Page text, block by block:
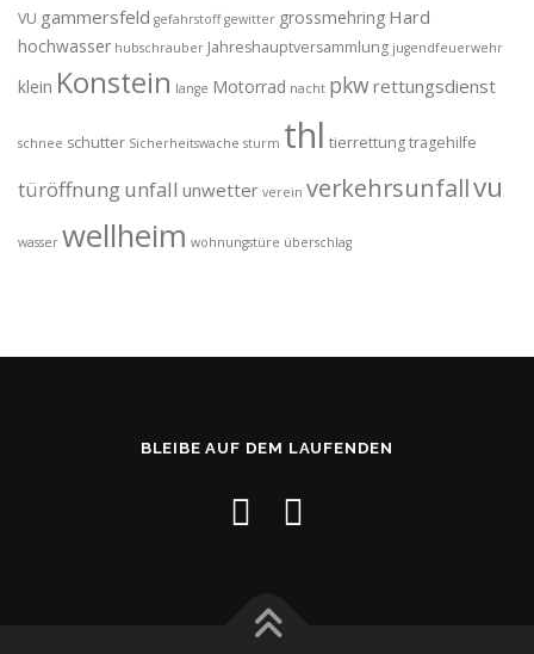
VU gammersfeld gefahrstoff gewitter grossmehring Hard
hochwasser hubschrauber Jahreshauptversammlung jugendfeuerwehr
klein Konstein lange Motorrad nacht pkwrettungsdienst
schnee schutter Sicherheitswache sturm thl tierrettungtragehilfe
türöffnungunfall unwetter verein verkehrsunfallvu
wasser wellheim wohnungstüre überschlag
BLEIBE AUF DEM LAUFENDEN